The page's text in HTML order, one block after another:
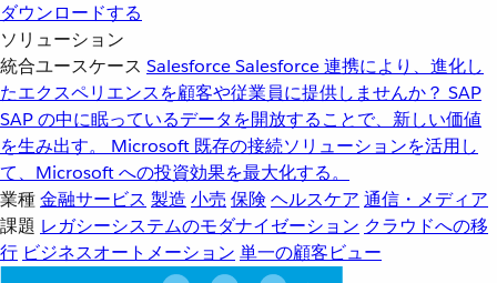
ダウンロードする
ソリューション
統合ユースケース SalesforceSalesforce 連携により、進化し
たエクスペリエンスを顧客や従業員に提供しませんか？ SAP
SAP の中に眠っているデータを開放することで、新しい価値
を生み出す。
Microsoft 既存の接続ソリューションを活用し
て、Microsoft への投資効果を最大化する。
業種金融サービス 製造 小売 保険 ヘルスケア 通信・メディア
課題 レガシーシステムのモダナイゼーション クラウドへの移
行 ビジネスオートメーション 単一の顧客ビュー